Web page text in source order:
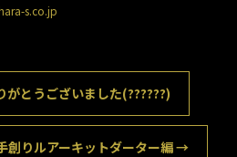
s.co.jp
がとうございました(??????)
創りルアーキットダーター編→